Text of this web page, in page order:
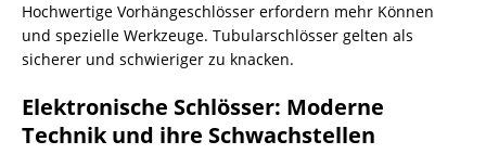
Hochwertige Vorhängeschlösser erfordern mehr Können
und spezielle Werkzeuge. Tubularschlösser gelten als
sicherer und schwieriger zu knacken.
Elektronische Schlösser: Moderne
Technik und ihre Schwachstellen